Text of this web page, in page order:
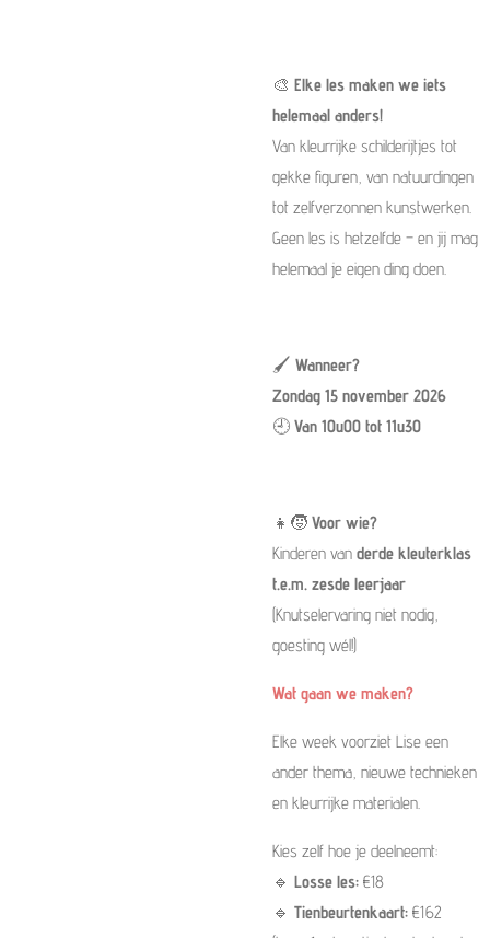
🎨 Elke les maken we iets
helemaal anders!
Van kleurrijke schilderijtjes tot
gekke figuren, van natuurdingen
tot zelfverzonnen kunstwerken.
Geen les is hetzelfde – en jij mag
helemaal je eigen ding doen.
🖌️ Wanneer?
Zondag 15 november 2026
🕘 Van 10u00 tot 11u30
👧🧒 Voor wie?
Kinderen van derde kleuterklas
t.e.m. zesde leerjaar
(Knutselervaring niet nodig,
goesting wél!)
Wat gaan we maken?
Elke week voorziet Lise een
ander thema, nieuwe technieken
en kleurrijke materialen.
Kies zelf hoe je deelneemt:
🔹 Losse les: €18
🔹 Tienbeurtenkaart: €162